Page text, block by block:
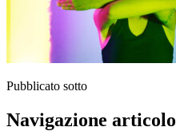
Pubblicato sotto
Navigazione articolo